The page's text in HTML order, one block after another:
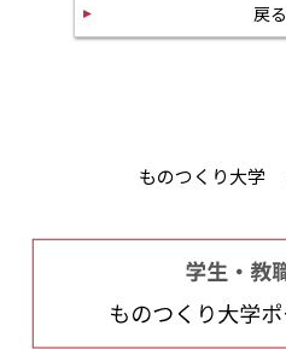
戻る
ものつくり大学